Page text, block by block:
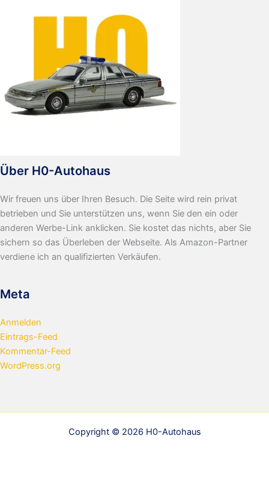
Über H0-Autohaus
Wir freuen uns über Ihren Besuch. Die Seite wird rein privat
betrieben und Sie unterstützen uns, wenn Sie den ein oder
anderen Werbe-Link anklicken. Sie kostet das nichts, aber Sie
sichern so das Überleben der Webseite. Als Amazon-Partner
verdiene ich an qualifizierten Verkäufen.
Meta
Anmelden
Eintrags-Feed
Kommentar-Feed
WordPress.org
Copyright © 2026 H0-Autohaus